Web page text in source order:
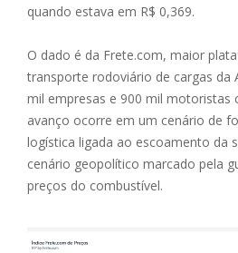
quando estava em R$ 0,369.
O dado é da Frete.com, maior
transporte rodoviário de cargas da
mil empresas e 900 mil motoristas
avanço ocorre em um cenário de
logística ligada ao escoamento da
cenário geopolítico marcado pela
preços do combustível.